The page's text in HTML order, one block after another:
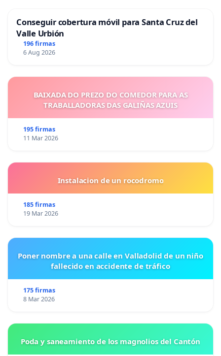
Conseguir cobertura móvil para Santa Cruz del
Valle Urbión
196 firmas
6 Aug 2026
BAIXADA DO PREZO DO COMEDOR PARA AS
TRABALLADORAS DAS GALIÑAS AZUIS
195 firmas
11 Mar 2026
Instalacion de un rocodromo
185 firmas
19 Mar 2026
Poner nombre a una calle en Valladolid de un niño
fallecido en accidente de tráfico
175 firmas
8 Mar 2026
Poda y saneamiento de los magnolios del Cantón